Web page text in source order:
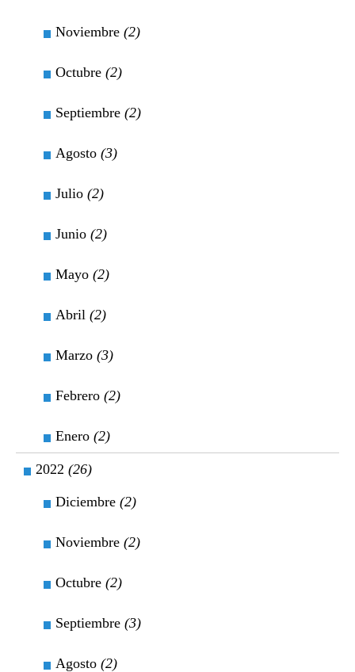
Noviembre (2)
Octubre (2)
Septiembre (2)
Agosto (3)
Julio (2)
Junio (2)
Mayo (2)
Abril (2)
Marzo (3)
Febrero (2)
Enero (2)
2022 (26)
Diciembre (2)
Noviembre (2)
Octubre (2)
Septiembre (3)
Agosto (2)